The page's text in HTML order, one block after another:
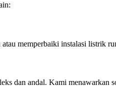
memperbaiki instalasi listrik
dan andal. Kami menawarkan